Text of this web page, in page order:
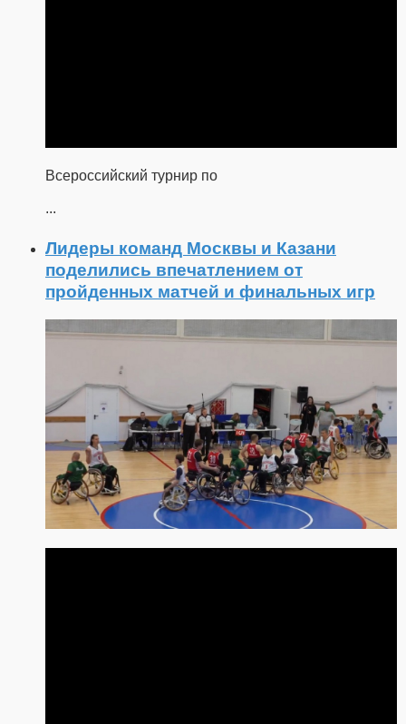
Всероссийский турнир по
...
Лидеры команд Москвы и Казани
поделились впечатлением от
пройденных матчей и финальных игр